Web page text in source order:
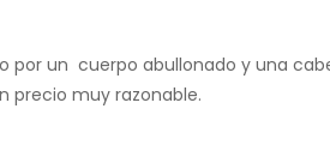
por un cuerpo abullonado y una
precio muy razonable.